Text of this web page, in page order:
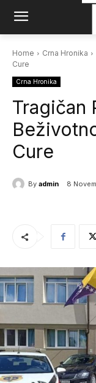
Home Crna Hronika
Cure
Crna Hronika
Tragičan
Cure
By admin 8